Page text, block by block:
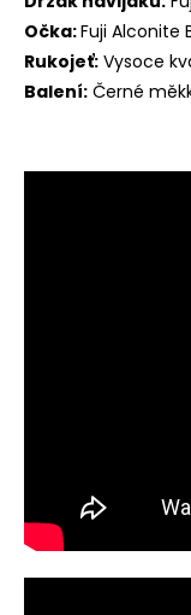
Očka:Fuji Alconite
Rukojeť: Vysoce
Balení: Černé